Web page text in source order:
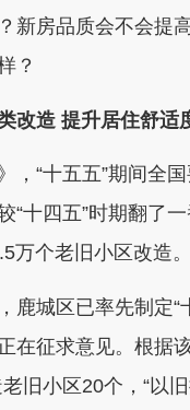
新房品质会不会提
？
改造 提升居住舒适
“十五五”期间全国
“十四五”时期翻了
万个老旧小区改造。
城区已率先制定“
在征求意见。根据
旧小区20个，“以旧